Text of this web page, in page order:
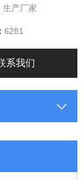
生产厂家
6281
系我们